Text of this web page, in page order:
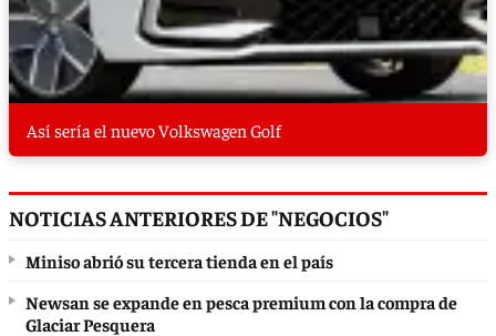
Así sería el nuevo Volkswagen Golf
NOTICIAS ANTERIORES DE "NEGOCIOS"
Miniso abrió su tercera tienda en el país
Newsan se expande en pesca premium con la compra de
Glaciar Pesquera